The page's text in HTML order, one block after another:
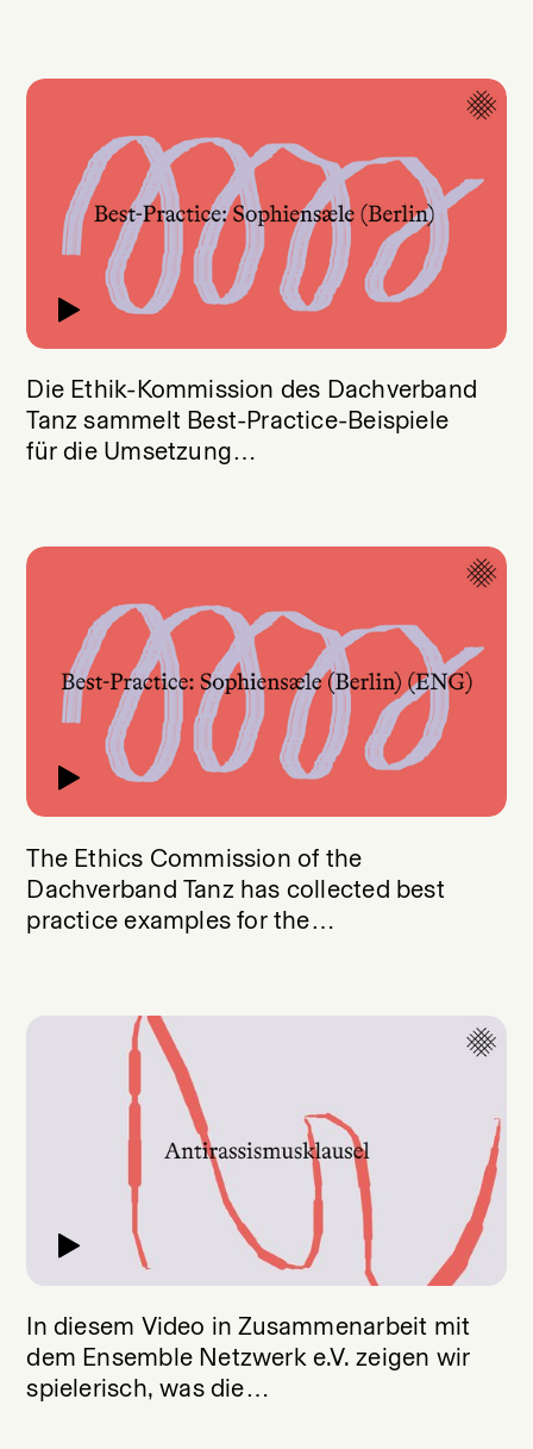
Die Ethik-Kommission des Dachverband
Tanz sammelt Best-Practice-Beispiele
für die Umsetzung
The Ethics Commission of the
Dachverband Tanz has collected best
practice examples for the
In diesem Video in Zusammenarbeit mit
dem Ensemble Netzwerk e.V. zeigen wir
spielerisch, was die